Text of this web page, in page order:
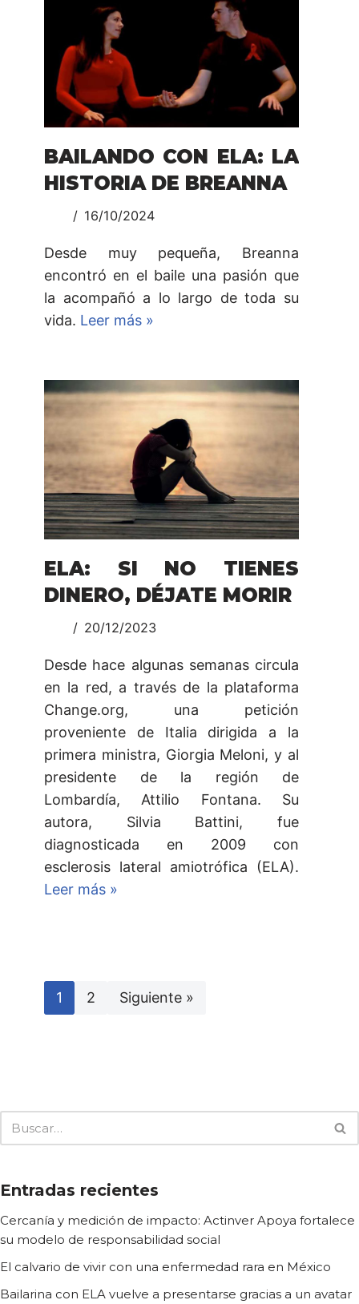
BAILANDO CON ELA: LA
HISTORIA DE BREANNA
16/10/2024
Desde muy pequeña, Breanna
encontró en el baile una pasión que
la acompañó a lo largo de toda su
vida. Leer más »
ELA: SI NO TIENES
DINERO, DÉJATE MORIR
20/12/2023
Desde hace algunas semanas circula
en la red, a través de la plataforma
Change.org, una petición
proveniente de Italia dirigida a la
primera ministra, Giorgia Meloni, y al
presidente de la región de
Lombardía, Attilio Fontana. Su
autora, Silvia Battini, fue
diagnosticada en 2009 con
esclerosis lateral amiotrófica (ELA).
Leer más »
1 2 Siguiente »
Entradas recientes
Cercanía y medición de impacto: Actinver Apoya fortalece
su modelo de responsabilidad social
El calvario de vivir con una enfermedad rara en México
Bailarina con ELA vuelve a presentarse gracias a un avatar